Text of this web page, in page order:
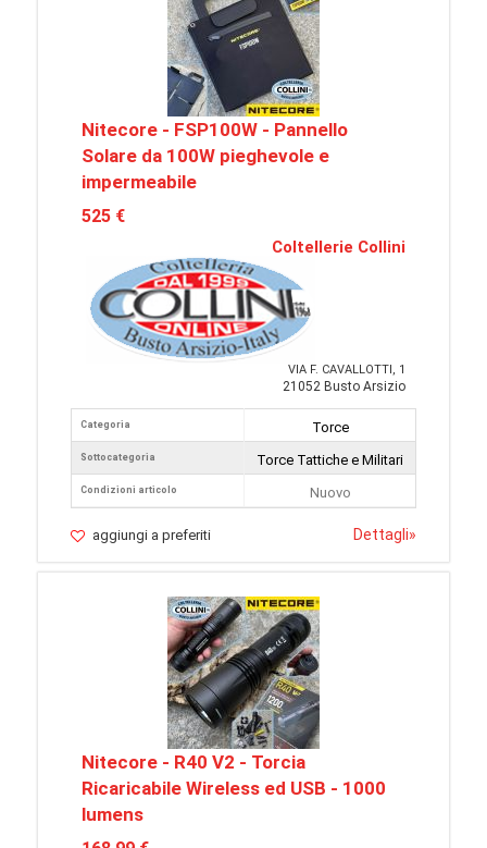
Nitecore - FSP100W - Pannello
Solare da 100W pieghevole e
impermeabile
525 €
Coltellerie Collini
VIA F. CAVALLOTTI, 1
21052 Busto Arsizio
Categoria
Sottocategoria
Condizioni articolo
Torce
Torce Tattiche e Militari
Nuovo
aggiungi a preferiti Dettagli»
Nitecore - R40 V2 - Torcia
Ricaricabile Wireless ed USB - 1000
lumens